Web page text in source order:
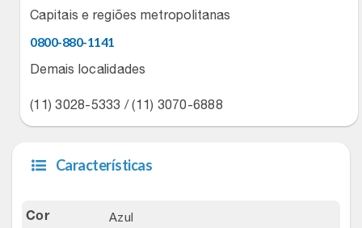
Natal
Óculos
Papelaria
Páscoa
Multi
Natura
Perfumes & Cosméticos
Ponto Frio
Topstore
Capitais e regiões metropolitanas
0800-880-1141
Demais localidades
(11) 3028-5333 / (11) 3070-6888
Características
Cor Azul